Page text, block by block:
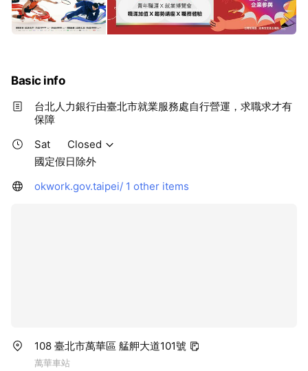
Basic info
台北人力銀行由臺北市就業服務處自行營運，求職求才有
保障
Sat
Closed
國定假日除外
okwork.gov.taipei/ 1 other items
108 臺北市萬華區 艋舺大道101號
萬華車站